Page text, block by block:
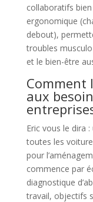
collaboratifs
ergonomique
debout),
troubles
et le bien-être
Comment
aux
Eric vous le dira
toutes les
pour
commence par
diagnostique
travail, objectifs